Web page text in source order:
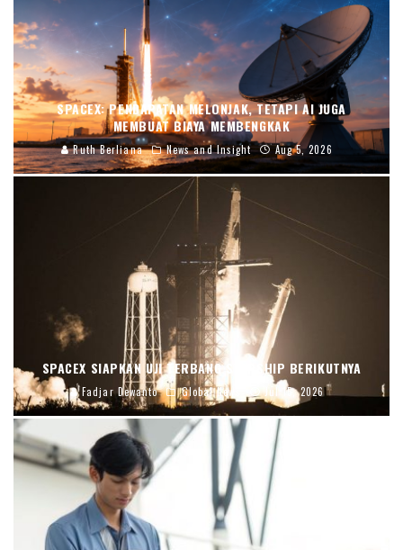
SPACEX: PENDAPATAN MELONJAK, TETAPI AI JUGA
MEMBUAT BIAYA MEMBENGKAK
Ruth Berliana News and Insight Aug 5, 2026
SPACEX SIAPKAN UJI TERBANG STARSHIP BERIKUTNYA
Fadjar Dewanto Global News Jul 15, 2026